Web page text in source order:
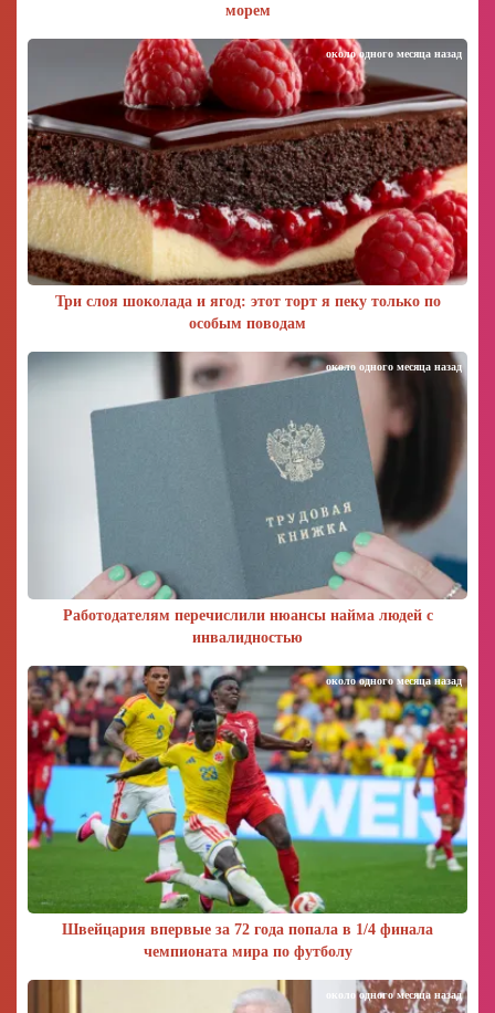
морем
Три слоя шоколада и ягод: этот торт я пеку только по
особым поводам
около одного месяца назад
Работодателям перечислили нюансы найма людей с
инвалидностью
около одного месяца назад
Швейцария впервые за 72 года попала в 1/4 финала
чемпионата мира по футболу
около одного месяца назад
около одного месяца назад